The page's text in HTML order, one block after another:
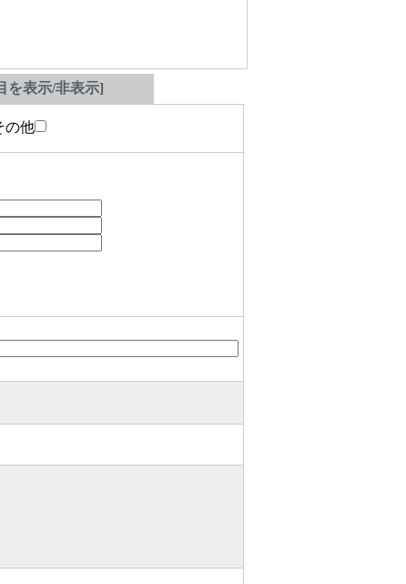
を表示/非表示]
他